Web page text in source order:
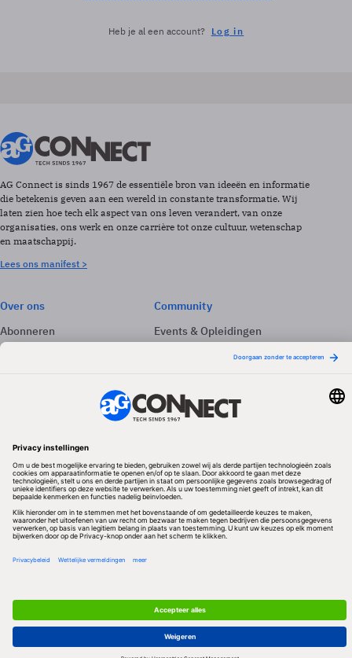
Heb je al een account? Log in
AG Connect is sinds 1967 de essentiële bron van ideeën en informatie
die betekenis geven aan een wereld in constante transformatie. Wij
laten zien hoe tech elk aspect van ons leven verandert, van onze
organisaties, ons werk en onze carrière tot onze cultuur, wetenschap
en maatschappij.
Lees ons manifest >
Over ons
Abonneren
Adverteren
Community
Events & Opleidingen
Volg ons
Redactionele partner
Algemene Voorwaarden & Copyrights